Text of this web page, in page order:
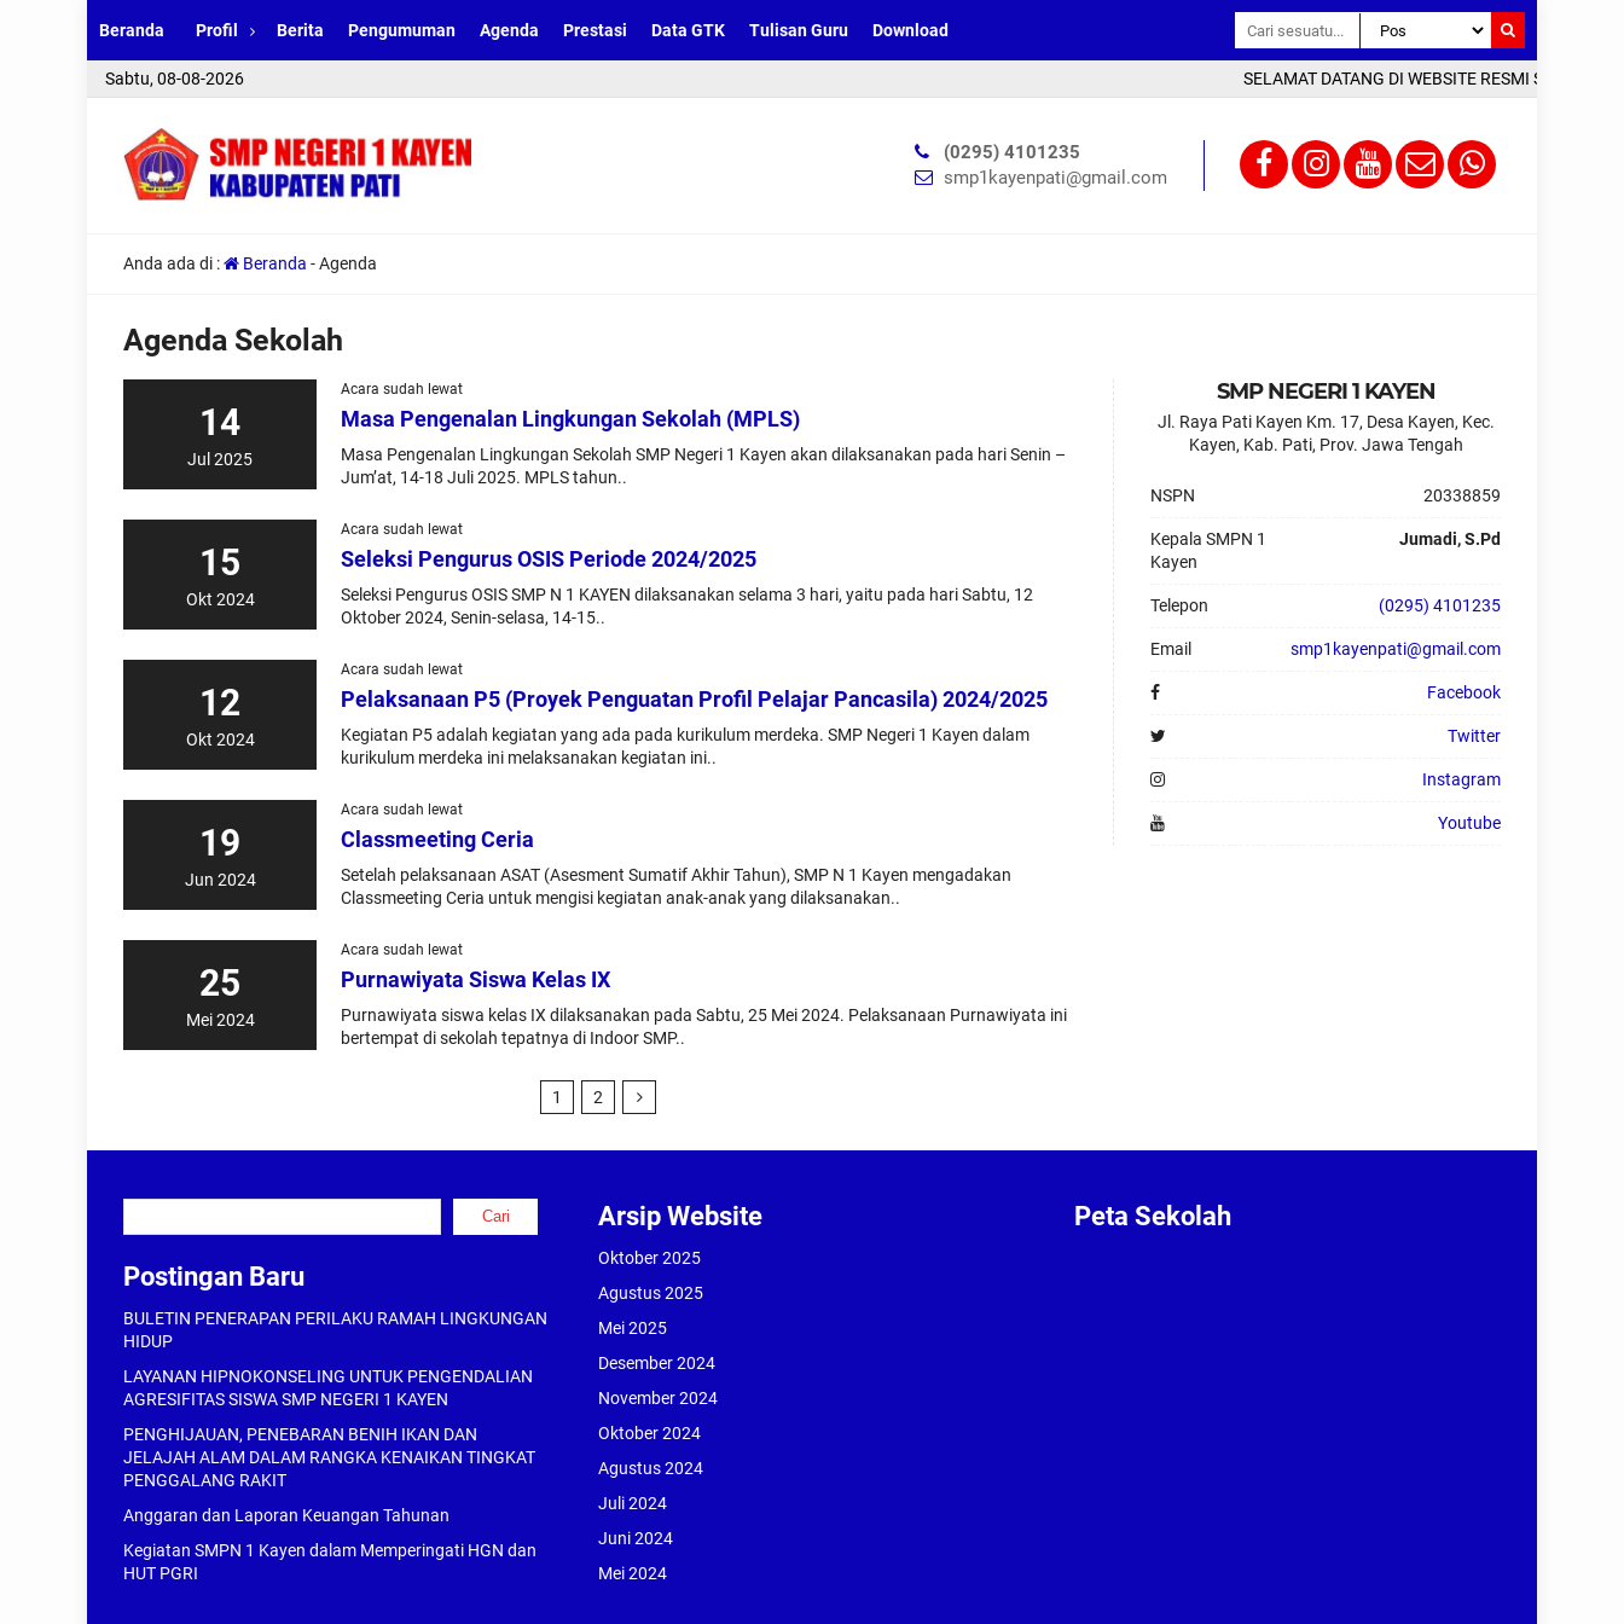
Beranda Profil Berita Pengumuman Agenda Prestasi Data GTK Tulisan Guru Download
Sabtu, 08-08-2026 SELAMAT DATANG DI WEBSITE RESMI SMP
(0295) 4101235
smp1kayenpati@gmail.com
Anda ada di : Beranda -Agenda
Agenda Sekolah
14
Jul 2025
Acara sudah lewat
Masa Pengenalan Lingkungan Sekolah (MPLS)
Masa Pengenalan Lingkungan Sekolah SMP Negeri 1 Kayen akan dilaksanakan pada hari Senin –
Jum’at, 14-18 Juli 2025. MPLS tahun..
15
Okt 2024
Acara sudah lewat
Seleksi Pengurus OSIS Periode 2024/2025
Seleksi Pengurus OSIS SMP N 1 KAYEN dilaksanakan selama 3 hari, yaitu pada hari Sabtu, 12
Oktober 2024, Senin-selasa, 14-15..
12
Okt 2024
Acara sudah lewat
Pelaksanaan P5 (Proyek Penguatan Profil Pelajar Pancasila) 2024/2025
Kegiatan P5 adalah kegiatan yang ada pada kurikulum merdeka. SMP Negeri 1 Kayen dalam
kurikulum merdeka ini melaksanakan kegiatan ini..
19
Jun 2024
Acara sudah lewat
Classmeeting Ceria
Setelah pelaksanaan ASAT (Asesment Sumatif Akhir Tahun), SMP N 1 Kayen mengadakan
Classmeeting Ceria untuk mengisi kegiatan anak-anak yang dilaksanakan..
25
Mei 2024
Acara sudah lewat
Purnawiyata Siswa Kelas IX
Purnawiyata siswa kelas IX dilaksanakan pada Sabtu, 25 Mei 2024. Pelaksanaan Purnawiyata ini
bertempat di sekolah tepatnya di Indoor SMP..
1 2
SMP NEGERI 1 KAYEN
Jl. Raya Pati Kayen Km. 17, Desa Kayen, Kec.
Kayen, Kab. Pati, Prov. Jawa Tengah
NSPN 20338859
Kepala SMPN 1
Kayen
Jumadi, S.Pd
Telepon (0295) 4101235
Email smp1kayenpati@gmail.com
Facebook
Twitter
Instagram
Youtube
Cari
Postingan Baru
BULETIN PENERAPAN PERILAKU RAMAH LINGKUNGAN
HIDUP
LAYANAN HIPNOKONSELING UNTUK PENGENDALIAN
AGRESIFITAS SISWA SMP NEGERI 1 KAYEN
PENGHIJAUAN, PENEBARAN BENIH IKAN DAN
JELAJAH ALAM DALAM RANGKA KENAIKAN TINGKAT
PENGGALANG RAKIT
Anggaran dan Laporan Keuangan Tahunan
Kegiatan SMPN 1 Kayen dalam Memperingati HGN dan
HUT PGRI
Arsip Website
Oktober 2025
Agustus 2025
Mei 2025
Desember 2024
November 2024
Oktober 2024
Agustus 2024
Juli 2024
Juni 2024
Mei 2024
Peta Sekolah